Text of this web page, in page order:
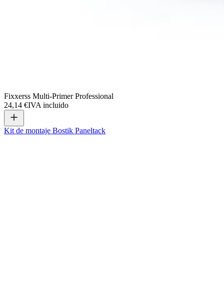
Fixxerss Multi-Primer Professional
24,14 €IVA incluido
Kit de montaje Bostik Paneltack